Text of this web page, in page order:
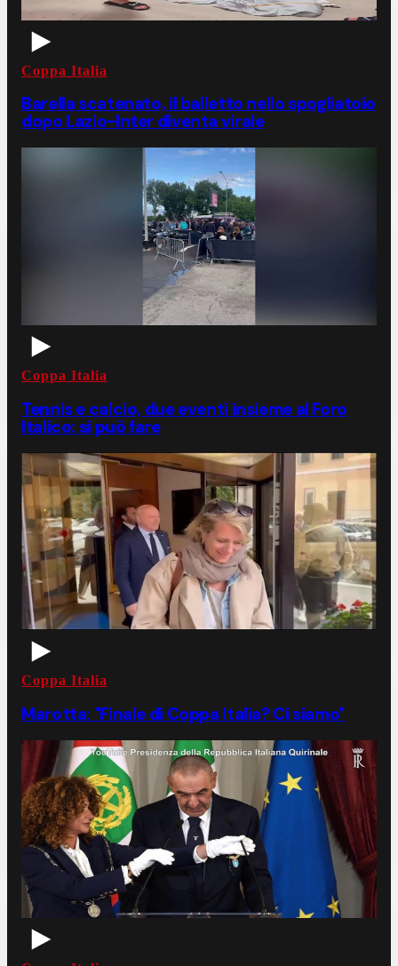
Coppa Italia
Barella scatenato, il balletto nello spogliatoio
dopo Lazio-Inter diventa virale
Coppa Italia
Tennis e calcio, due eventi insieme al Foro
Italico: si può fare
Coppa Italia
Marotta: "Finale di Coppa Italia? Ci siamo"